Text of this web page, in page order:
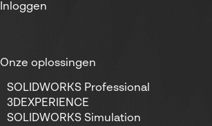
Inloggen
Onze oplossingen
SOLIDWORKS Professional
3DEXPERIENCE
SOLIDWORKS Simulation